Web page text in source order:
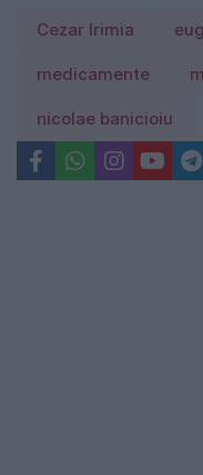
Cezar Irimia
medicamente
nicolae banicioiu